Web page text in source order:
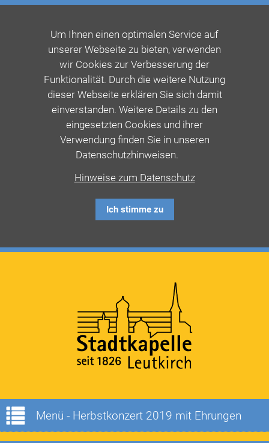
Um Ihnen einen optimalen Service auf
unserer Webseite zu bieten, verwenden
wir Cookies zur Verbesserung der
Funktionalität. Durch die weitere Nutzung
dieser Webseite erklären Sie sich damit
einverstanden. Weitere Details zu den
eingesetzten Cookies und ihrer
Verwendung finden Sie in unseren
Datenschutzhinweisen.
Hinweise zum Datenschutz
Ich stimme zu
Menü - Herbstkonzert 2019 mit Ehrungen